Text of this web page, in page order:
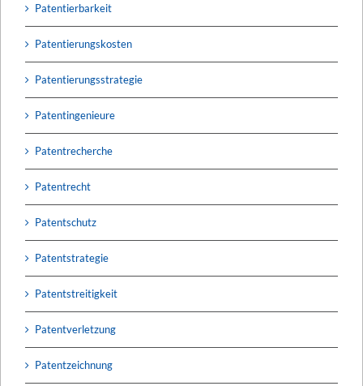
Patentierbarkeit
Patentierungskosten
Patentierungsstrategie
Patentingenieure
Patentrecherche
Patentrecht
Patentschutz
Patentstrategie
Patentstreitigkeit
Patentverletzung
Patentzeichnung